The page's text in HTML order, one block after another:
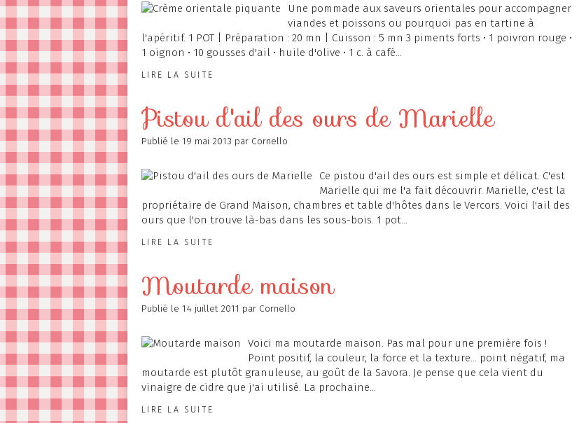
Une pommade aux saveurs orientales pour accompagner
viandes et poissons ou pourquoi pas en tartine à
l'apéritif. 1 POT | Préparation : 20 mn | Cuisson : 5 mn 3 piments forts • 1 poivron rouge •
1 oignon • 10 gousses d'ail • huile d'olive • 1 c. à café...
LIRE LA SUITE
Pistou d'ail des ours de Marielle
Publié le 19 mai 2013 par Cornello
Ce pistou d'ail des ours est simple et délicat. C'est
Marielle qui me l'a fait découvrir. Marielle, c'est la
propriétaire de Grand Maison, chambres et table d'hôtes dans le Vercors. Voici l'ail des
ours que l'on trouve là-bas dans les sous-bois. 1 pot...
LIRE LA SUITE
Moutarde maison
Publié le 14 juillet 2011 par Cornello
Voici ma moutarde maison. Pas mal pour une première fois !
Point positif, la couleur, la force et la texture... point négatif, ma
moutarde est plutôt granuleuse, au goût de la Savora. Je pense que cela vient du
vinaigre de cidre que j'ai utilisé. La prochaine...
LIRE LA SUITE